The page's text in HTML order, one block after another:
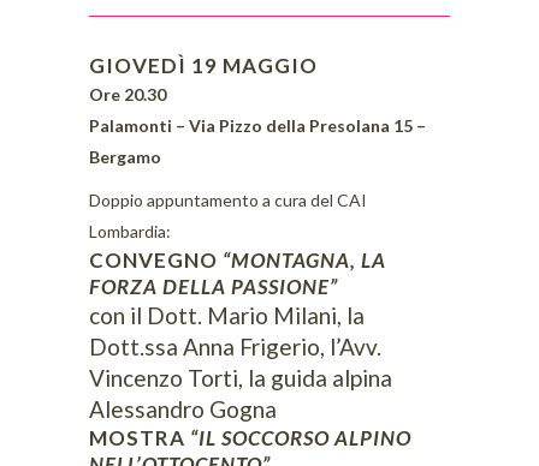
GIOVEDÌ 19 MAGGIO
Ore 20.30
Palamonti – Via Pizzo della Presolana 15 –
Bergamo
Doppio appuntamento a cura del CAI
Lombardia:
CONVEGNO “MONTAGNA, LA
FORZA DELLA PASSIONE”
con il Dott. Mario Milani, la
Dott.ssa Anna Frigerio, l’Avv.
Vincenzo Torti, la guida alpina
Alessandro Gogna
MOSTRA “IL SOCCORSO ALPINO